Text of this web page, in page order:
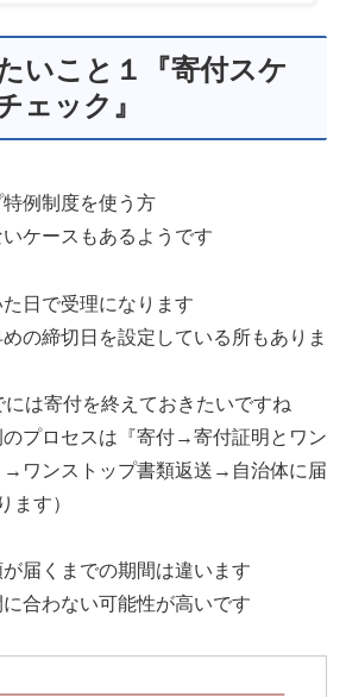
いこと１『寄付スケ
ェック』
例制度を使う方
ケースもあるようです
日で受理になります
の締切日を設定している所もありま
は寄付を終えておきたいですね
のプロセスは『寄付→寄付証明とワン
→ワンストップ書類返送→自治体に届
ます）
届くまでの期間は違います
合わない可能性が高いです